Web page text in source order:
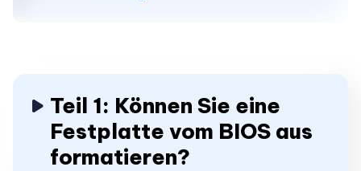
Teil 1: Können Sie eine
Festplatte vom BIOS aus
formatieren?